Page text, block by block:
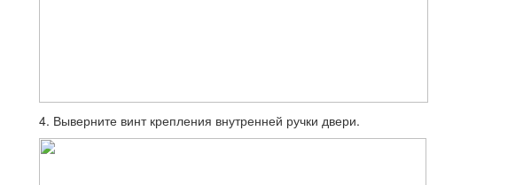
4. Выверните винт крепления внутренней ручки двери.